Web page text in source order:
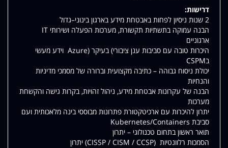
דרישות:
2 שנות ניסיון לפחות באבטחת מידע בארגון בינוני–גדול
הבנה עמוקה בתשתיות תקשורת, מערכות הפעלה ושירותי IT
ארגוניים
היכרות טובה עם סביבות ענן ציבורי) בעיקר (Azure וידע מעשי
בCSPM
יכולת ניסוח גבוהה – כתיבה מקצועית וברורה של מסמכי מדיניות
והנחיות
הבנה של עקרונות אבטחת מידע, ניהול זהויות, בקרות גישה והקשחת
מערכות
יתרון להיכרות עם ארכיטקטורת פתרונות מבוססי בינה מלאכותית ועם
סביבת Kubernetes/Containers
תואר ראשון בתחום טכנולוגי – יתרון
הסמכות רלוונטיות (CISSP / CISM / CCSP) יתרון